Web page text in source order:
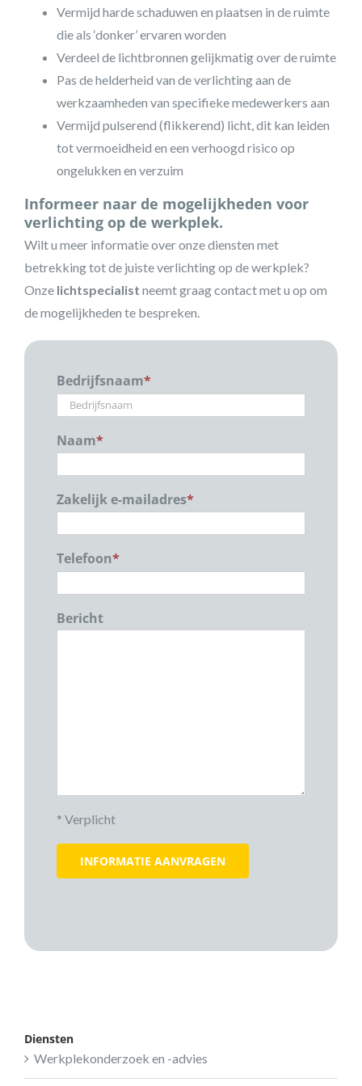
Vermijd harde schaduwen en plaatsen in de ruimte
die als ‘donker’ ervaren worden
Verdeel de lichtbronnen gelijkmatig over de ruimte
Pas de helderheid van de verlichting aan de
werkzaamheden van specifieke medewerkers aan
Vermijd pulserend (flikkerend) licht, dit kan leiden
tot vermoeidheid en een verhoogd risico op
ongelukken en verzuim
Informeer naar de mogelijkheden voor
verlichting op de werkplek.
Wilt u meer informatie over onze diensten met
betrekking tot de juiste verlichting op de werkplek?
Onze lichtspecialist neemt graag contact met u op om
de mogelijkheden te bespreken.
Bedrijfsnaam*
Naam*
Zakelijk e-mailadres*
Telefoon*
Bericht
* Verplicht
Diensten
Werkplekonderzoek en -advies